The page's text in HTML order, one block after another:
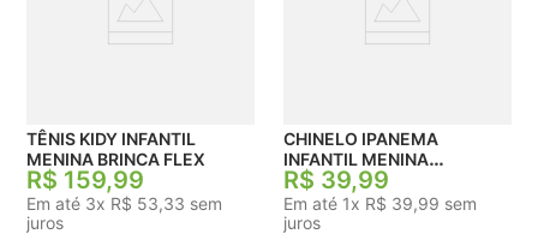
TÊNIS KIDY INFANTIL
MENINA BRINCA FLEX
R$ 159,99
Em até 3x R$ 53,33 sem
juros
CHINELO IPANEMA
INFANTIL MENINA
GUERREIRAS DO KPOP
R$ 39,99
Em até 1x R$ 39,99 sem
juros